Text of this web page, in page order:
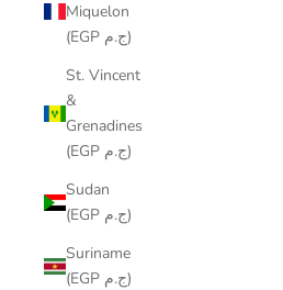
Miquelon
(EGP ج.م)
St. Vincent
&
Grenadines
(EGP ج.م)
Sudan
(EGP ج.م)
Suriname
(EGP ج.م)